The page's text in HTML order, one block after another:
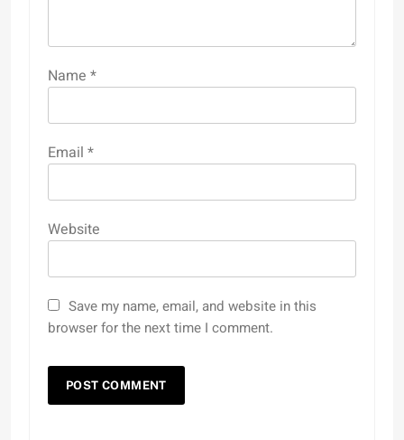
Name *
Email *
Website
Save my name, email, and website in this
browser for the next time I comment.